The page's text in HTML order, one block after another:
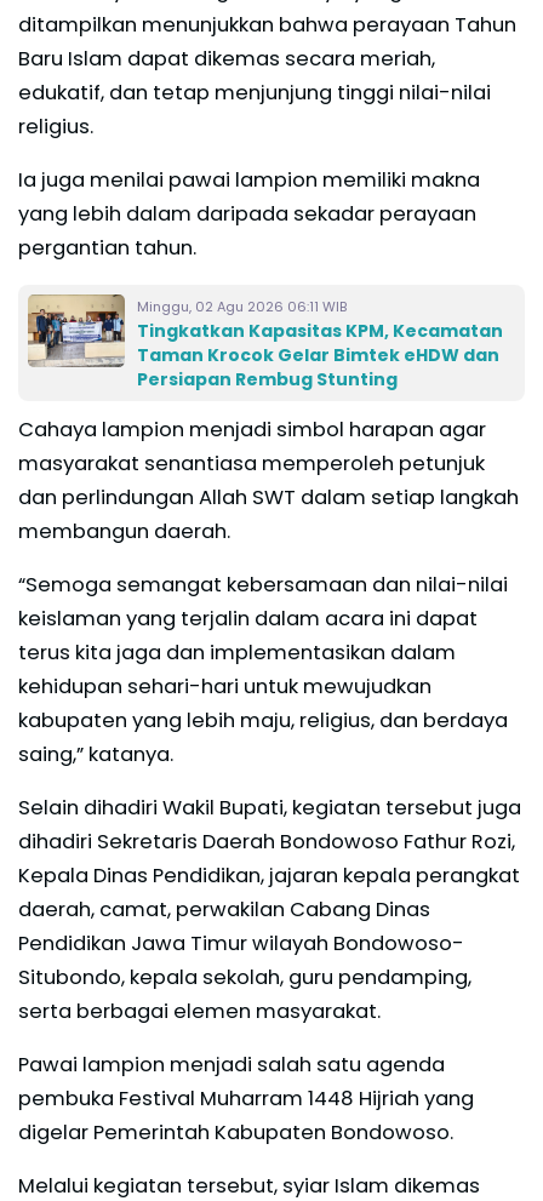
ditampilkan menunjukkan bahwa perayaan Tahun
Baru Islam dapat dikemas secara meriah,
edukatif, dan tetap menjunjung tinggi nilai-nilai
religius.
Ia juga menilai pawai lampion memiliki makna
yang lebih dalam daripada sekadar perayaan
pergantian tahun.
Minggu, 02 Agu 2026 06:11 WIB
Tingkatkan Kapasitas KPM, Kecamatan
Taman Krocok Gelar Bimtek eHDW dan
Persiapan Rembug Stunting
Cahaya lampion menjadi simbol harapan agar
masyarakat senantiasa memperoleh petunjuk
dan perlindungan Allah SWT dalam setiap langkah
membangun daerah.
“Semoga semangat kebersamaan dan nilai-nilai
keislaman yang terjalin dalam acara ini dapat
terus kita jaga dan implementasikan dalam
kehidupan sehari-hari untuk mewujudkan
kabupaten yang lebih maju, religius, dan berdaya
saing,” katanya.
Selain dihadiri Wakil Bupati, kegiatan tersebut juga
dihadiri Sekretaris Daerah Bondowoso Fathur Rozi,
Kepala Dinas Pendidikan, jajaran kepala perangkat
daerah, camat, perwakilan Cabang Dinas
Pendidikan Jawa Timur wilayah Bondowoso-
Situbondo, kepala sekolah, guru pendamping,
serta berbagai elemen masyarakat.
Pawai lampion menjadi salah satu agenda
pembuka Festival Muharram 1448 Hijriah yang
digelar Pemerintah Kabupaten Bondowoso.
Melalui kegiatan tersebut, syiar Islam dikemas